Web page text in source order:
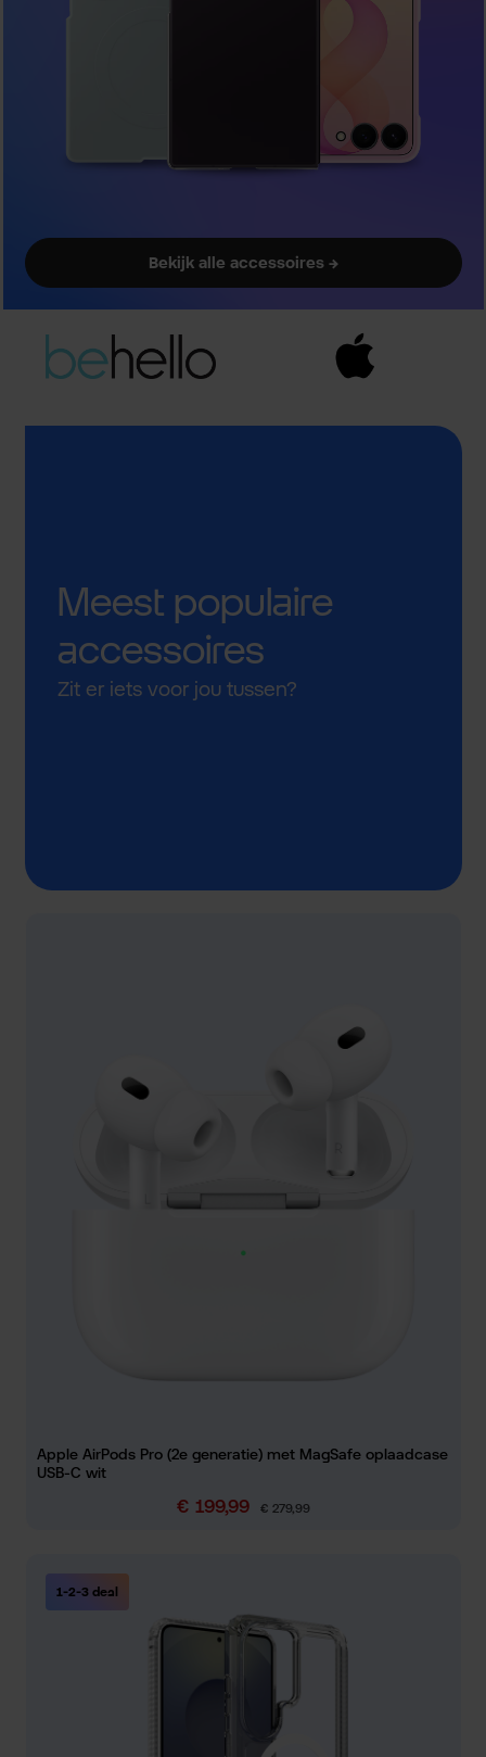
Bekijk alle accessoires →
Meest populaire
accessoires
Zit er iets voor jou tussen?
Apple AirPods Pro (2e generatie) met MagSafe oplaadcase
USB-C wit
Verkoopprijs:
€ 199,99 Normale prijs:
€ 279,99
1-2-3 deal